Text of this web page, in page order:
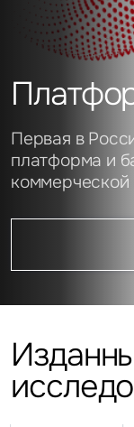
Первая в
платформа и
коммерческой